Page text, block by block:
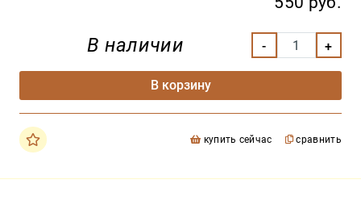
В наличии
В корзину
купить сейчас сравнить
pochta@den-